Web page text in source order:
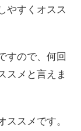
やすくオスス
すので、何回
スメと言えま
スメです。